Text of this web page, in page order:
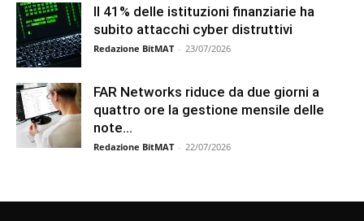
Il 41% delle istituzioni finanziarie ha
subito attacchi cyber distruttivi
Redazione BitMAT - 23/07/2026
FAR Networks riduce da due giorni a
quattro ore la gestione mensile delle
note...
Redazione BitMAT - 22/07/2026